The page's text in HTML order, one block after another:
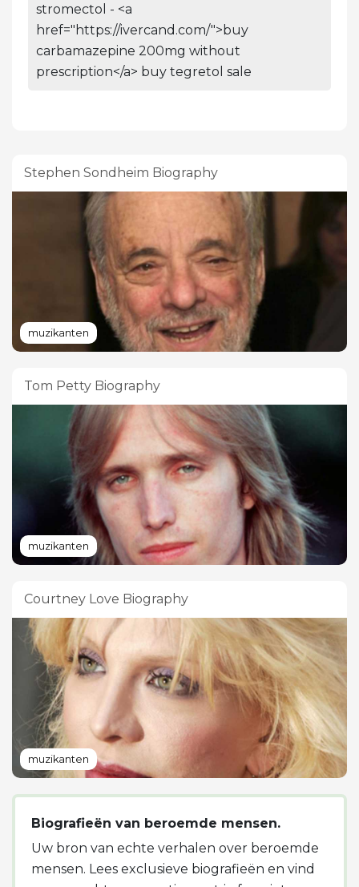
stromectol - <a
href="https://ivercand.com/">buy
carbamazepine 200mg without
prescription</a> buy tegretol sale
Stephen Sondheim Biography
muzikanten
Tom Petty Biography
muzikanten
Courtney Love Biography
muzikanten
Biografieën van beroemde mensen.
Uw bron van echte verhalen over beroemde
mensen. Lees exclusieve biografieën en vind